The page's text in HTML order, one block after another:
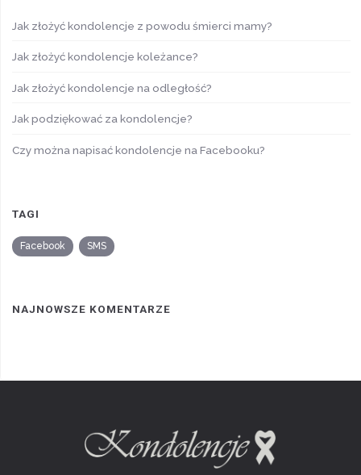
Jak złożyć kondolencje z powodu śmierci mamy?
Jak złożyć kondolencje koleżance?
Jak złożyć kondolencje na odległość?
Jak podziękować za kondolencje?
Czy można napisać kondolencje na Facebooku?
TAGI
Facebook SMS
NAJNOWSZE KOMENTARZE